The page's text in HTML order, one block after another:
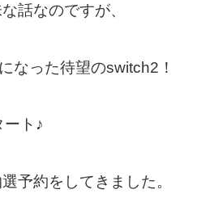
話なのですが、
なった待望のswitch2！
ト♪
予約をしてきました。